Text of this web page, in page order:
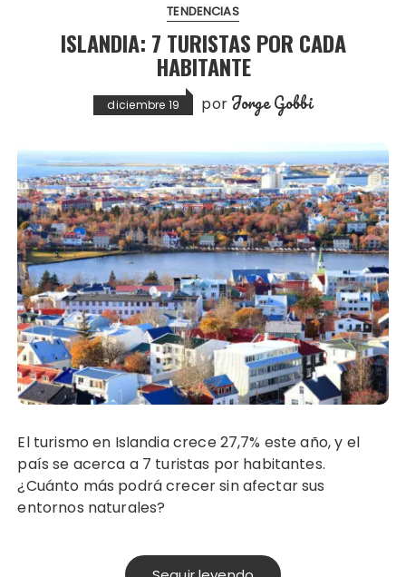
TENDENCIAS
ISLANDIA: 7 TURISTAS POR CADA
HABITANTE
diciembre 19 por Jorge Gobbi
El turismo en Islandia crece 27,7% este año, y el
país se acerca a 7 turistas por habitantes.
¿Cuánto más podrá crecer sin afectar sus
entornos naturales?